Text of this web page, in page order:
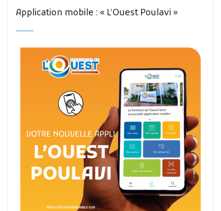
Application mobile : « L’Ouest Poulavi »